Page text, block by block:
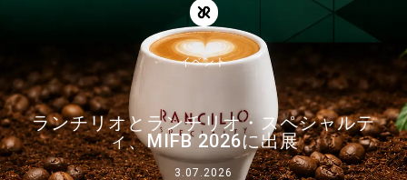
イベント
ランチリオとランチリオ・スペシャルテ
ィ、MIFB 2026に出展
3.07.2026
Our brands